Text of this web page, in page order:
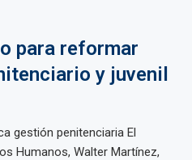
para reformar
y juvenil
gestión penitenciaria El
Humanos, Walter Martínez,